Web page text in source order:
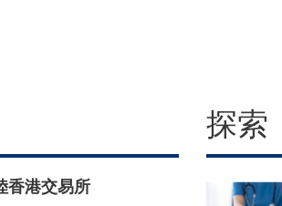
香港交易所
探索